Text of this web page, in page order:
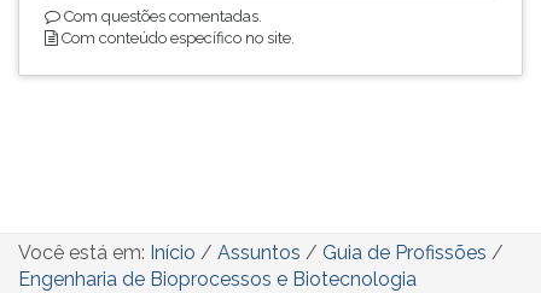
Com questões comentadas.
Com conteúdo específico no site.
Você está em: Início / Assuntos / Guia de Profissões /
Engenharia de Bioprocessos e Biotecnologia